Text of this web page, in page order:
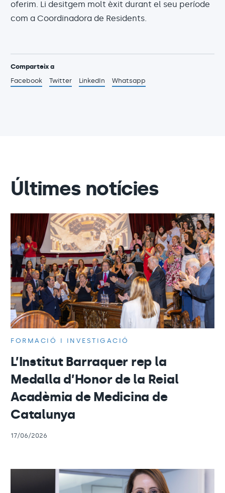
oferim. Li desitgem molt èxit durant el seu període
com a Coordinadora de Residents.
Comparteix a
Facebook
Twitter LinkedIn Whatsapp
Últimes notícies
FORMACIÓ I INVESTIGACIÓ
L’Institut Barraquer rep la
Medalla d’Honor de la Reial
Acadèmia de Medicina de
Catalunya
17/06/2026